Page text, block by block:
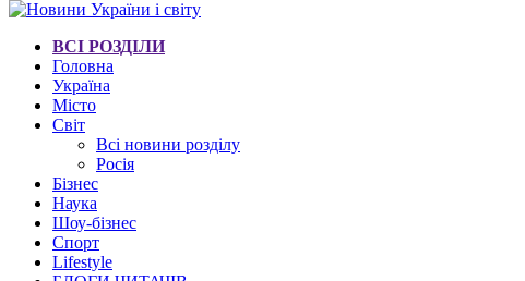
ВСІ РОЗДІЛИ
Головна
Україна
Місто
Світ
Всі новини розділу
Росія
Бізнес
Наука
Шоу-бізнес
Спорт
Lifestyle